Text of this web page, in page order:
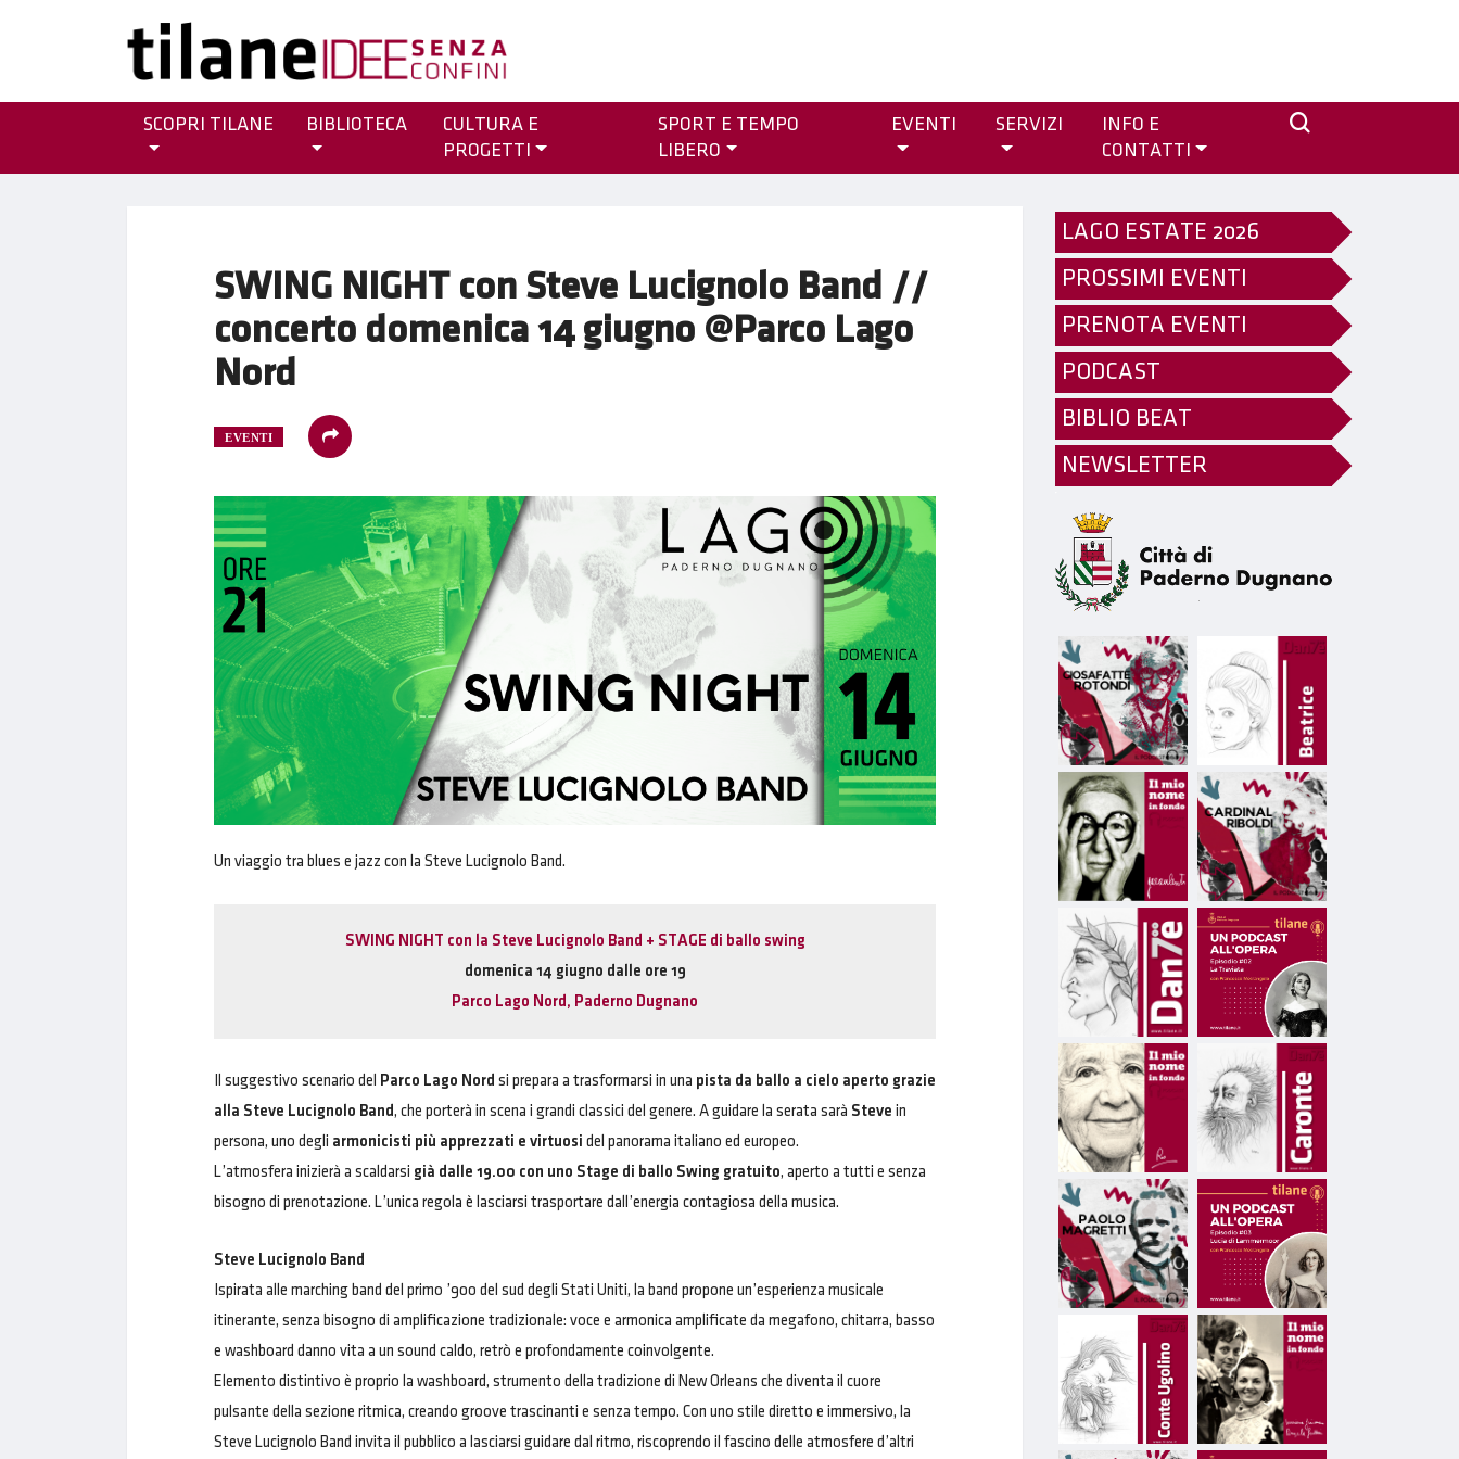
SCOPRI TILANE BIBLIOTECA
CULTURA E
PROGETTI
SPORT E TEMPO
LIBERO
EVENTI SERVIZI
INFO E
CONTATTI
SWING NIGHT con Steve Lucignolo Band //
concerto domenica 14 giugno @Parco Lago
Nord
EVENTI
Un viaggio tra blues e jazz con la Steve Lucignolo Band.
SWING NIGHT con la Steve Lucignolo Band + STAGE di ballo swing
domenica 14 giugno dalle ore 19
Parco Lago Nord, Paderno Dugnano
Il suggestivo scenario del Parco Lago Nord si prepara a trasformarsi in una pista da ballo a cielo aperto grazie
alla Steve Lucignolo Band, che porterà in scena i grandi classici del genere. A guidare la serata sarà Steve in
persona, uno degli armonicisti più apprezzati e virtuosi del panorama italiano ed europeo.
L’atmosfera inizierà a scaldarsi già dalle 19.00 con uno Stage di ballo Swing gratuito, aperto a tutti e senza
bisogno di prenotazione. L’unica regola è lasciarsi trasportare dall’energia contagiosa della musica.
Steve Lucignolo Band
Ispirata alle marching band del primo ’900 del sud degli Stati Uniti, la band propone un’esperienza musicale
itinerante, senza bisogno di amplificazione tradizionale: voce e armonica amplificate da megafono, chitarra, basso
e washboard danno vita a un sound caldo, retrò e profondamente coinvolgente.
Elemento distintivo è proprio la washboard, strumento della tradizione di New Orleans che diventa il cuore
pulsante della sezione ritmica, creando groove trascinanti e senza tempo. Con uno stile diretto e immersivo, la
Steve Lucignolo Band invita il pubblico a lasciarsi guidare dal ritmo, riscoprendo il fascino delle atmosfere d’altri
LAGO ESTATE 2026
PROSSIMI EVENTI
PRENOTA EVENTI
PODCAST
BIBLIO BEAT
NEWSLETTER